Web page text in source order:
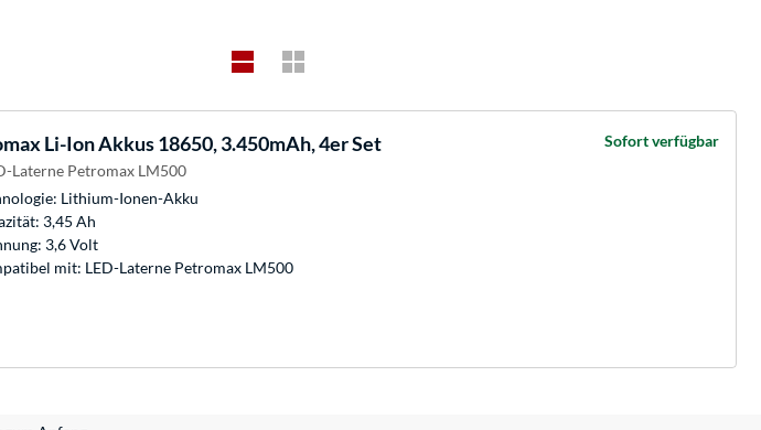
Li-Ion Akkus 18650, 3.450mAh, 4er Set
Laterne Petromax LM500
Lithium-Ionen-Akku
3,45 Ah
3,6 Volt
mit: LED-Laterne Petromax LM500
Sofort verfügbar